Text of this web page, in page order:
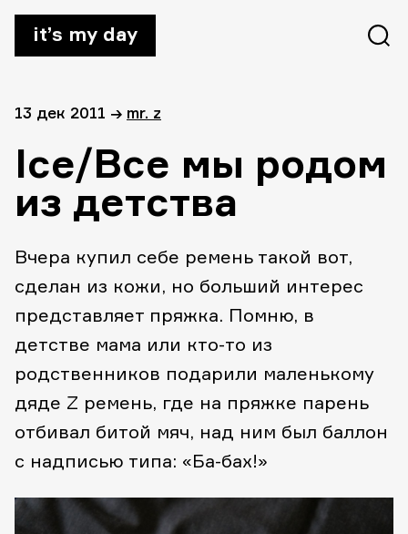
it’s my day
13 дек 2011 → mr. z
Ice/Все мы родом
из детства
Вчера купил себе ремень такой вот,
сделан из кожи, но больший интерес
представляет пряжка. Помню, в
детстве мама или кто-то из
родственников подарили маленькому
дяде Z ремень, где на пряжке парень
отбивал битой мяч, над ним был баллон
с надписью типа: «Ба-бах!»